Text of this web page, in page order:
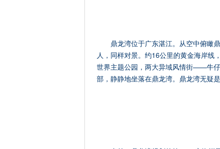
鼎龙湾位于广东湛江。从空中俯瞰
人，同样对景。约16公里的黄金海岸线
世界主题公园，两大异域风情街——牛
部，静静地坐落在鼎龙湾。鼎龙湾无疑